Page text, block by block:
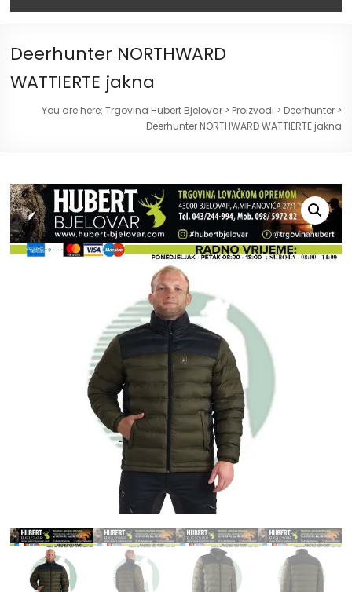
Deerhunter NORTHWARD
WATTIERTE jakna
You are here: Trgovina Hubert Bjelovar> Proizvodi > Deerhunter>
Deerhunter NORTHWARD WATTIERTE jakna